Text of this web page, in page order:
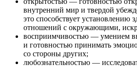
внутренний мир и твердой
это способствует установлению
отношений с окружающими,
восприимчивостью — умением
и готовностью принимать
со стороны других;
любознательностью —